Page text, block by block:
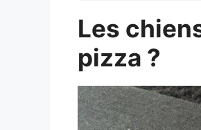
Les
pizza ?